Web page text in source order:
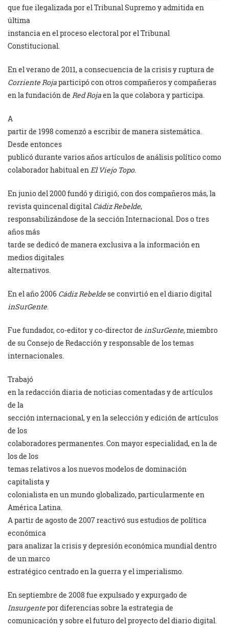
que fue ilegalizada por el Tribunal Supremo y admitida en
última
instancia en el proceso electoral por el Tribunal
Constitucional.
En el verano de 2011, a consecuencia de la crisis y ruptura de
Corriente Rojaparticipó con otros compañeros y compañeras
en la fundación de Red Rojaen la que colabora y participa.
A
partir de 1998 comenzó a escribir de manera sistemática.
Desde entonces
publicó durante varios años artículos de análisis político como
colaborador habitual enEl Viejo Topo.
En junio del 2000 fundó y dirigió, con dos compañeros más, la
revista quincenal digital Cádiz Rebelde,
responsabilizándose de la sección Internacional. Dos o tres
años más
tarde se dedicó de manera exclusiva a la información en
medios digitales
alternativos.
En el año 2006 Cádiz Rebeldese convirtió en el diario digital
inSurGente.
Fue fundador, co-editor y co-director de inSurGente, miembro
de su Consejo de Redacción y responsable de los temas
internacionales.
Trabajó
en la redacción diaria de noticias comentadas y de artículos
de la
sección internacional, y en la selección y edición de artículos
de los
colaboradores permanentes. Con mayor especialidad, en la de
los de los
temas relativos a los nuevos modelos de dominación
capitalista y
colonialista en un mundo globalizado, particularmente en
América Latina.
A partir de agosto de 2007 reactivó sus estudios de política
económica
para analizar la crisis y depresión económica mundial dentro
de un marco
estratégico centrado en la guerra y el imperialismo.
En septiembre de 2008 fue expulsado y expurgado de
Insurgentepor diferencias sobre la estrategia de
comunicación y sobre el futuro del proyecto del diario digital.